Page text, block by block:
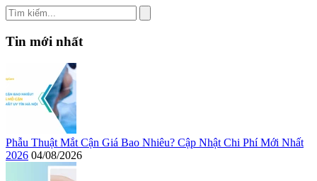
Tin mới nhất
Phẫu Thuật Mắt Cận Giá Bao Nhiêu? Cập Nhật Chi Phí Mới Nhất
2026 04/08/2026